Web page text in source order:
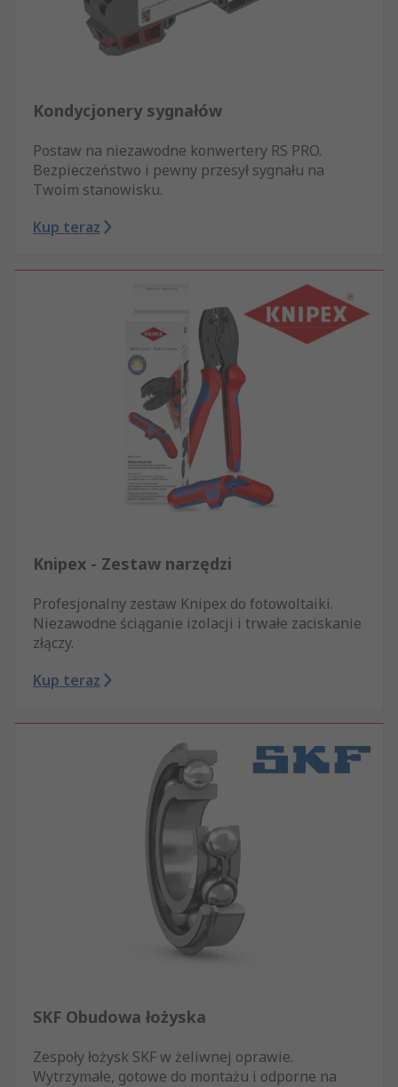
Kondycjonery sygnałów
Postaw na niezawodne konwertery RS PRO.
Bezpieczeństwo i pewny przesył sygnału na
Twoim stanowisku.
Kup teraz
Knipex - Zestaw narzędzi
Profesjonalny zestaw Knipex do fotowoltaiki.
Niezawodne ściąganie izolacji i trwałe zaciskanie
złączy.
Kup teraz
SKF Obudowa łożyska
Zespoły łożysk SKF w żeliwnej oprawie.
Wytrzymałe, gotowe do montażu i odporne na